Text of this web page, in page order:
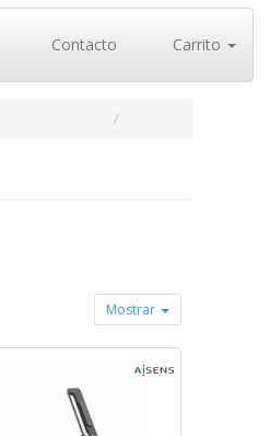
Contacto Carrito
Mostrar